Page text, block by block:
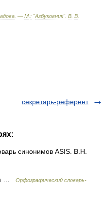
. — М : "Азбуковник". В В
секретарь-референт
синонимов ASIS. В.Н.
…
Орфографический словарь-